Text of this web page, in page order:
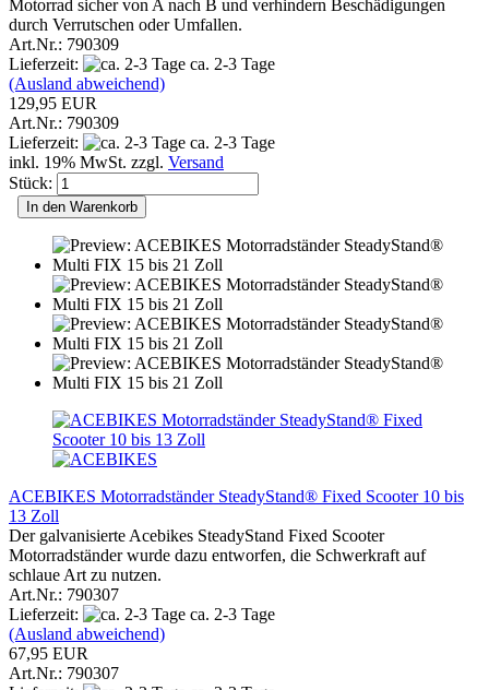
Motorrad sicher von A nach B und verhindern Beschädigungen
durch Verrutschen oder Umfallen.
Art.Nr.: 790309
Lieferzeit:
ca. 2-3 Tage
(Ausland abweichend)
129,95 EUR
Art.Nr.: 790309
Lieferzeit:
ca. 2-3 Tage
inkl. 19% MwSt. zzgl. Versand
Stück:
In den Warenkorb
ACEBIKES Motorradständer SteadyStand® Fixed Scooter 10 bis
13 Zoll
Der galvanisierte Acebikes SteadyStand Fixed Scooter
Motorradständer wurde dazu entworfen, die Schwerkraft auf
schlaue Art zu nutzen.
Art.Nr.: 790307
Lieferzeit:
ca. 2-3 Tage
(Ausland abweichend)
67,95 EUR
Art.Nr.: 790307